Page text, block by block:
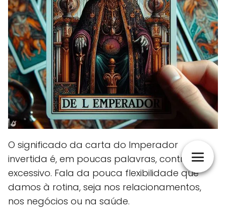
O significado da carta do Imperador
invertida é, em poucas palavras, controle
excessivo. Fala da pouca flexibilidade que
damos à rotina, seja nos relacionamentos,
nos negócios ou na saúde.